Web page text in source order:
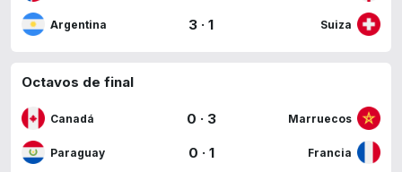
Argentina 3 · 1 Suiza
Octavos de final
Canadá 0 · 3 Marruecos
Paraguay 0 · 1 Francia